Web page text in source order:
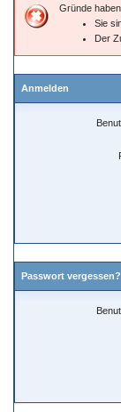
Gründe
Sie
Der
Anmelden
Passwort vergessen?